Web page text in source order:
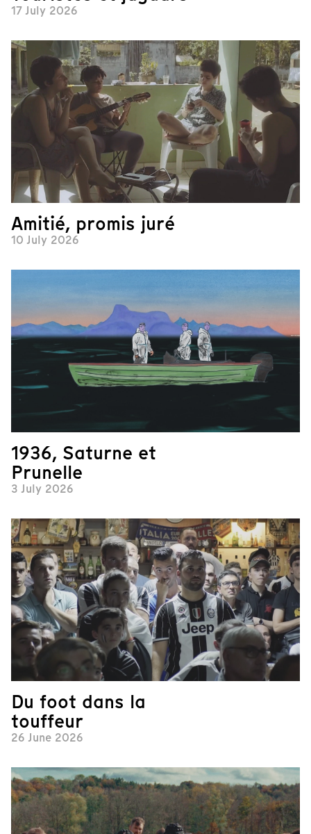
17 July 2026
Amitié, promis juré
10 July 2026
1936, Saturne et
Prunelle
3 July 2026
Du foot dans la
touffeur
26 June 2026